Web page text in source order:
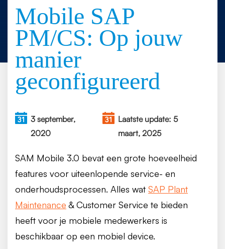
Mobile SAP
PM/CS: Op jouw
manier
geconfigureerd
3 september,
2020
Laatste update: 5
maart, 2025
SAM Mobile 3.0 bevat een grote hoeveelheid
features voor uiteenlopende service- en
onderhoudsprocessen. Alles wat SAP Plant
Maintenance & Customer Service te bieden
heeft voor je mobiele medewerkers is
beschikbaar op een mobiel device.